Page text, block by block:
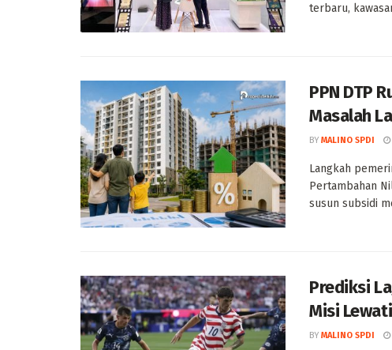
terbaru,
PPN DTP
Masalah
BY MALINO SPDI
Langkah
Pertambahan
susun subsidi
Prediksi
Misi
BY MALINO SPDI